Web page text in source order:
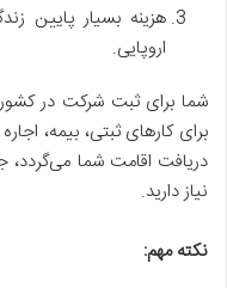
هزینه بسیار پایین
اروپایی.
شما برای ثبت شرکت در کشور
برای کارهای ثبتی، بیمه،
نیاز دارید.
نکته مهم: